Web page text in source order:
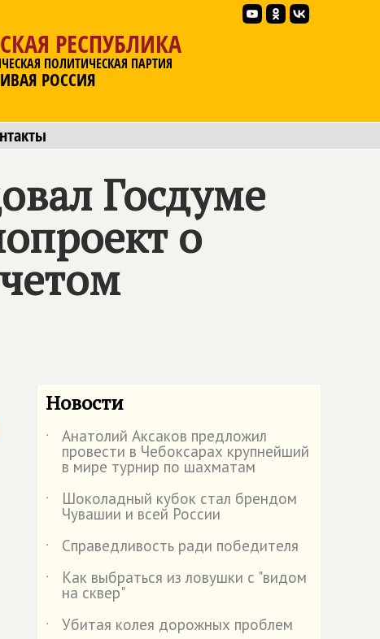
РЕСПУБЛИКА
ПОЛИТИЧЕСКАЯ ПАРТИЯ
РОССИЯ
Госдуме
о
Новости
˙ Анатолий Аксаков предложил
провести в Чебоксарах крупнейший
в мире турнир по шахматам
˙
Шоколадный кубок стал брендом
Чувашии и всей России
˙
Справедливость ради победителя
˙
Как выбраться из ловушки с "видом
на сквер"
˙
Убитая колея дорожных проблем